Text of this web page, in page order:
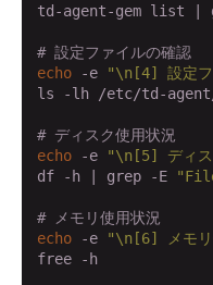
td-agent-gem list |
# 設定ファイルの確認
echo -e
"\n[4] 設定フ
ls -lh /etc/td-
# ディスク使用状況
echo -e
"\n[5] ディス
df -h | grep -E
# メモリ使用状況
echo -e
"\n[6] メモリ
free -h